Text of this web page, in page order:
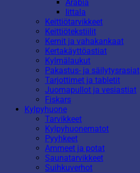
Arabia
Iittala
Keittiötarvikkeet
Keittiötekstiilit
Kernit ja vahakankaat
Kertakäyttöastiat
Kylmälaukut
Pakastus- ja säilytysrasiat
Tarjottimet ja tabletit
Juomapullot ja vesiastiat
Fiskars
Kylpyhuone
Tarvikkeet
Kylpyhuonematot
Pyyhkeet
Ammeet ja potat
Saunatarvikkeet
Suihkuverhot